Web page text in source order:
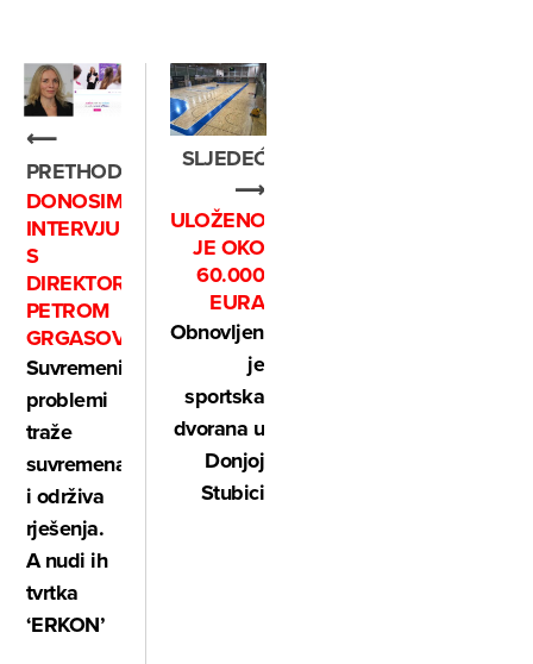
⟵
PRETHODNO
DONOSIMO
INTERVJU
S
DIREKTORICOM
PETROM
GRGASOVIĆ
Suvremeni
problemi
traže
suvremena
i održiva
rješenja.
A nudi ih
tvrtka
‘ERKON’
SLJEDEĆE
⟶
ULOŽENO
JE OKO
60.000
EURA
Obnovljena
je
sportska
dvorana u
Donjoj
Stubici